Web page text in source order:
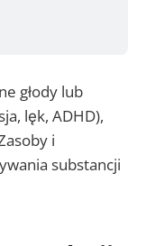
głody lub
lęk, ADHD),
i
substancji